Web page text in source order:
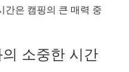
간은 캠핑의 큰 매력 중
소중한 시간